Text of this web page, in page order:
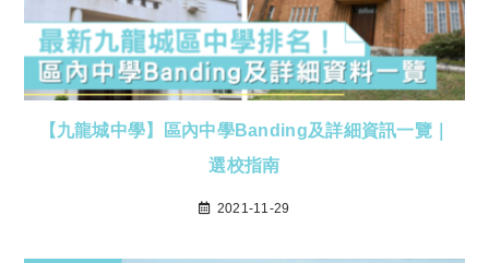
【九龍城中學】區內中學Banding及詳細資訊一覽｜
選校指南
2021-11-29